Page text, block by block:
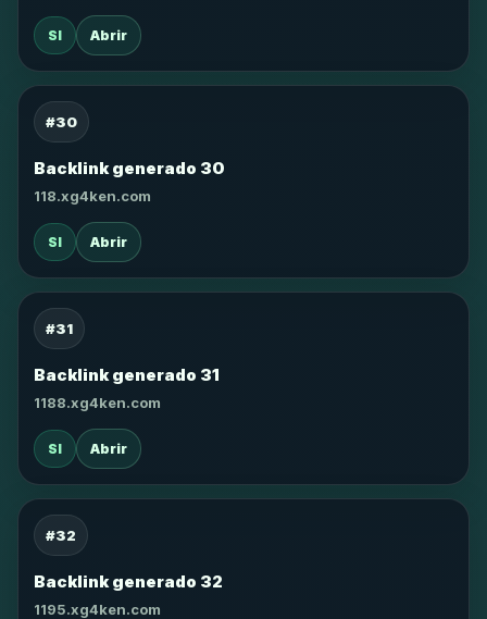
SI Abrir
#30
Backlink generado 30
118.xg4ken.com
SI Abrir
#31
Backlink generado 31
1188.xg4ken.com
SI Abrir
#32
Backlink generado 32
1195.xg4ken.com